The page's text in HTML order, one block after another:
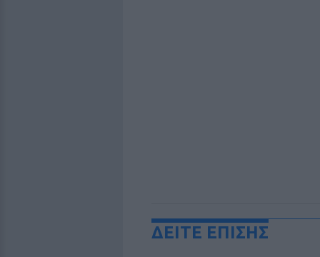
ΔΕΙΤΕ ΕΠΙΣΗΣ